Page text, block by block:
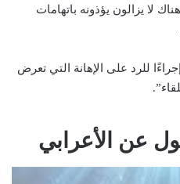
لا يزالون يؤذونه باتهامات
للرد على الإهانة التي تعرض
عن الأعرابي